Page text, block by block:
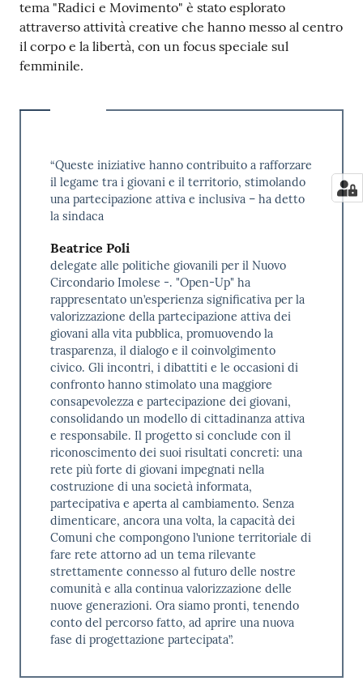
tema "Radici e Movimento" è stato esplorato
attraverso attività creative che hanno messo al centro
il corpo e la libertà, con un focus speciale sul
femminile.
“Queste iniziative hanno contribuito a rafforzare
il legame tra i giovani e il territorio, stimolando
una partecipazione attiva e inclusiva – ha detto
la sindaca
Beatrice Poli
delegate alle politiche giovanili per il Nuovo
Circondario Imolese -. "Open-Up" ha
rappresentato un’esperienza significativa per la
valorizzazione della partecipazione attiva dei
giovani alla vita pubblica, promuovendo la
trasparenza, il dialogo e il coinvolgimento
civico. Gli incontri, i dibattiti e le occasioni di
confronto hanno stimolato una maggiore
consapevolezza e partecipazione dei giovani,
consolidando un modello di cittadinanza attiva
e responsabile. Il progetto si conclude con il
riconoscimento dei suoi risultati concreti: una
rete più forte di giovani impegnati nella
costruzione di una società informata,
partecipativa e aperta al cambiamento. Senza
dimenticare, ancora una volta, la capacità dei
Comuni che compongono l’unione territoriale di
fare rete attorno ad un tema rilevante
strettamente connesso al futuro delle nostre
comunità e alla continua valorizzazione delle
nuove generazioni. Ora siamo pronti, tenendo
conto del percorso fatto, ad aprire una nuova
fase di progettazione partecipata”.